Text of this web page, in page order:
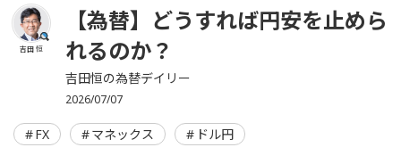
吉田 恒
【為替】どうすれば円安を止めら
れるのか？
吉田恒の為替デイリー
2026/07/07
FX マネックス ドル円